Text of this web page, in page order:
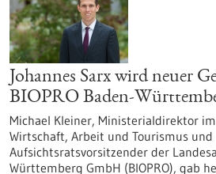
Johannes Sarx wird neuer
BIOPRO Baden-
Michael Kleiner, Ministerialdirektor
Wirtschaft, Arbeit und Tourismus und
Aufsichtsratsvorsitzender der
Württemberg GmbH (BIOPRO), gab